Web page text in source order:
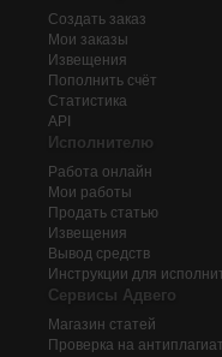
Создать заказ
Мои заказы
Извещения
Пополнить счёт
Статистика
API
Исполнителю
Работа онлайн
Мои работы
Продать статью
Извещения
Вывод средств
Инструкции для
Сервисы Адвего
Магазин статей
Проверка на антиплагиат